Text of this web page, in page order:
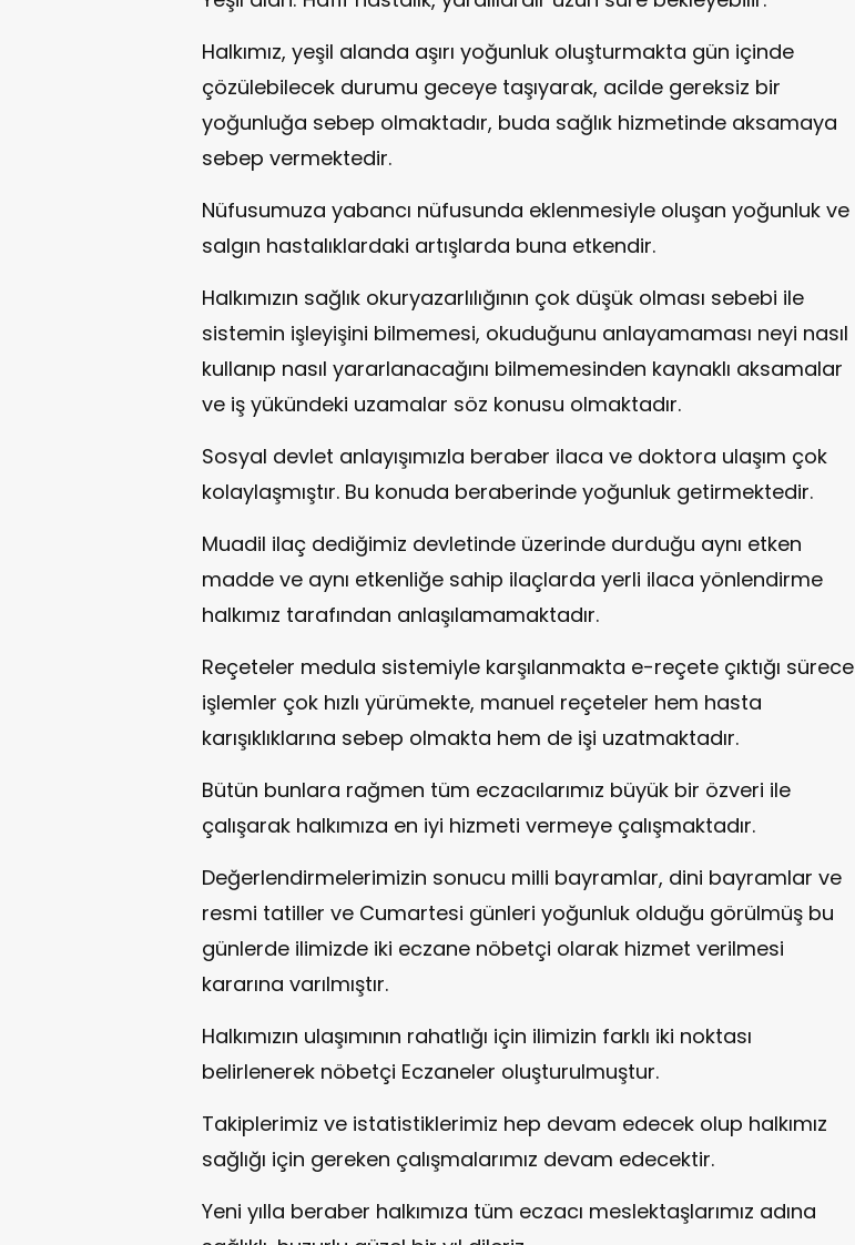
Halkımız, yeşil alanda aşırı yoğunluk oluşturmakta gün içinde
çözülebilecek durumu geceye taşıyarak, acilde gereksiz bir
yoğunluğa sebep olmaktadır, buda sağlık hizmetinde aksamaya
sebep vermektedir.
Nüfusumuza yabancı nüfusunda eklenmesiyle oluşan yoğunluk ve
salgın hastalıklardaki artışlarda buna etkendir.
Halkımızın sağlık okuryazarlılığının çok düşük olması sebebi ile
sistemin işleyişini bilmemesi, okuduğunu anlayamaması neyi nasıl
kullanıp nasıl yararlanacağını bilmemesinden kaynaklı aksamalar
ve iş yükündeki uzamalar söz konusu olmaktadır.
Sosyal devlet anlayışımızla beraber ilaca ve doktora ulaşım çok
kolaylaşmıştır. Bu konuda beraberinde yoğunluk getirmektedir.
Muadil ilaç dediğimiz devletinde üzerinde durduğu aynı etken
madde ve aynı etkenliğe sahip ilaçlarda yerli ilaca yönlendirme
halkımız tarafından anlaşılamamaktadır.
Reçeteler medula sistemiyle karşılanmakta e-reçete çıktığı sürece
işlemler çok hızlı yürümekte, manuel reçeteler hem hasta
karışıklıklarına sebep olmakta hem de işi uzatmaktadır.
Bütün bunlara rağmen tüm eczacılarımız büyük bir özveri ile
çalışarak halkımıza en iyi hizmeti vermeye çalışmaktadır.
Değerlendirmelerimizin sonucu milli bayramlar, dini bayramlar ve
resmi tatiller ve Cumartesi günleri yoğunluk olduğu görülmüş bu
günlerde ilimizde iki eczane nöbetçi olarak hizmet verilmesi
kararına varılmıştır.
Halkımızın ulaşımının rahatlığı için ilimizin farklı iki noktası
belirlenerek nöbetçi Eczaneler oluşturulmuştur.
Takiplerimiz ve istatistiklerimiz hep devam edecek olup halkımız
sağlığı için gereken çalışmalarımız devam edecektir.
Yeni yılla beraber halkımıza tüm eczacı meslektaşlarımız adına